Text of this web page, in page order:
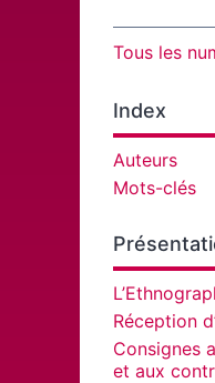
Tous les
Index
Auteurs
Mots-clés
Réception
Consignes
et aux